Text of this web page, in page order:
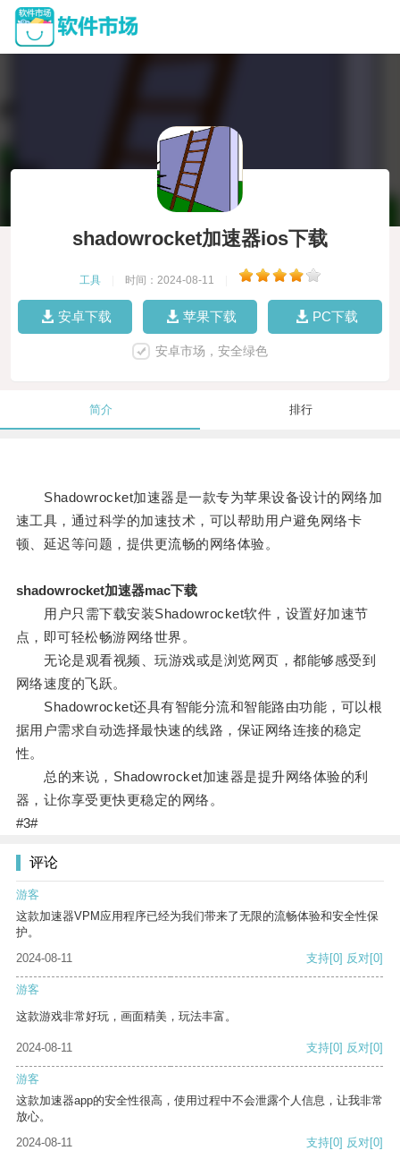
shadowrocket加速器ios下载
工具 时间：2024-08-11
安卓下载 苹果下载 PC下载
安卓市场，安全绿色
简介 排行
Shadowrocket加速器是一款专为苹果设备设计的网络加
速工具，通过科学的加速技术，可以帮助用户避免网络卡
顿、延迟等问题，提供更流畅的网络体验。
shadowrocket加速器mac下载
用户只需下载安装Shadowrocket软件，设置好加速节
点，即可轻松畅游网络世界。
无论是观看视频、玩游戏或是浏览网页，都能够感受到
网络速度的飞跃。
Shadowrocket还具有智能分流和智能路由功能，可以根
据用户需求自动选择最快速的线路，保证网络连接的稳定
性。
总的来说，Shadowrocket加速器是提升网络体验的利
器，让你享受更快更稳定的网络。
#3#
评论
游客
这款加速器VPM应用程序已经为我们带来了无限的流畅体验和安全性保
护。
2024-08-11
支持[0] 反对[0]
游客
这款游戏非常好玩，画面精美，玩法丰富。
2024-08-11 支持[0] 反对[0]
游客
这款加速器app的安全性很高，使用过程中不会泄露个人信息，让我非常
放心。
2024-08-11
支持[0] 反对[0]